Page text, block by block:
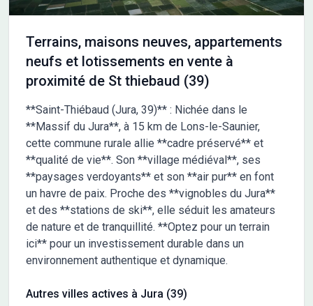
Terrains, maisons neuves, appartements
neufs et lotissements en vente à
proximité de St thiebaud (39)
**Saint-Thiébaud (Jura, 39)** : Nichée dans le
**Massif du Jura**, à 15 km de Lons-le-Saunier,
cette commune rurale allie **cadre préservé** et
**qualité de vie**. Son **village médiéval**, ses
**paysages verdoyants** et son **air pur** en font
un havre de paix. Proche des **vignobles du Jura**
et des **stations de ski**, elle séduit les amateurs
de nature et de tranquillité. **Optez pour un terrain
ici** pour un investissement durable dans un
environnement authentique et dynamique.
Autres villes actives à Jura (39)